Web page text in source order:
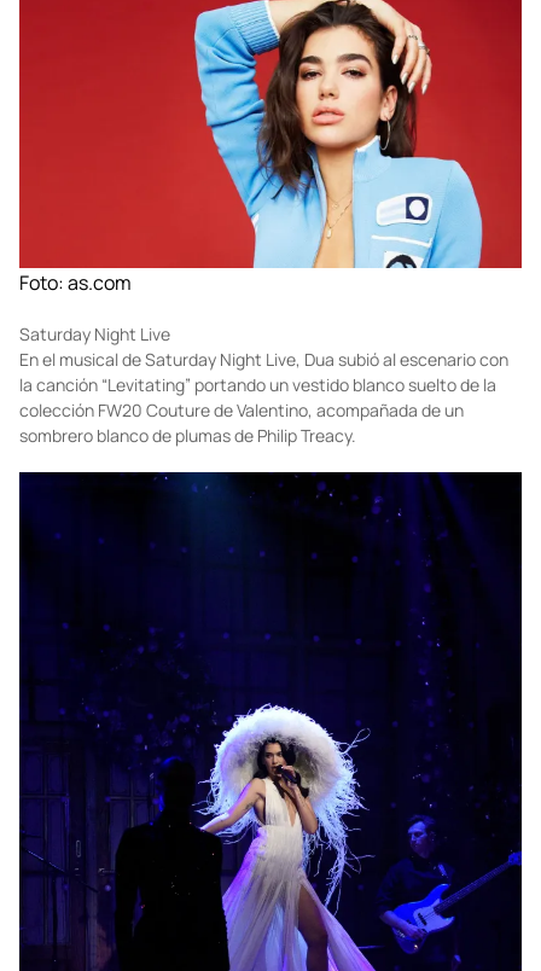
Foto:as.com
Saturday Night Live
En el musical de Saturday Night Live, Dua subió al escenario con
la canción “Levitating” portando un vestido blanco suelto de la
colección FW20 Couture de Valentino, acompañada de un
sombrero blanco de plumas de Philip Treacy.